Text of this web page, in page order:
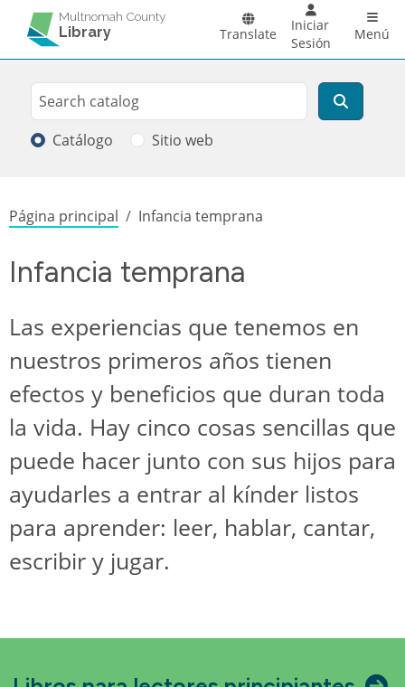
Pasar al contenido principal
Multnomah County
Library Translate
Iniciar
Sesión
Menú
Search
Buscar
Catálogo Sitio web
Sobrescribir enlaces de ayuda a la
Página principal Infancia temprana
Infancia temprana
Las experiencias que tenemos en
nuestros primeros años tienen
efectos y beneficios que duran toda
la vida. Hay cinco cosas sencillas que
puede hacer junto con sus hijos para
ayudarles a entrar al kínder listos
para aprender: leer, hablar, cantar,
escribir y jugar.